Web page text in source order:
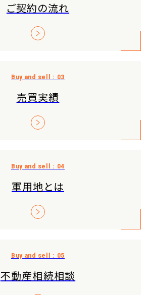
ご契約の流れ
売買実績
軍用地とは
不動産相続相談